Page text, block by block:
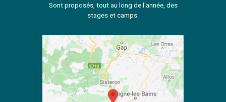
Sont proposés, tout au long de l'année, des
stages et camps.